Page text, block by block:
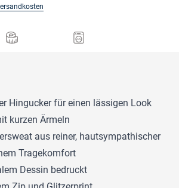
Hingucker für einen lässigen Look
kurzen Ärmeln
aus reiner, hautsympathischer
Tragekomfort
Dessin bedruckt